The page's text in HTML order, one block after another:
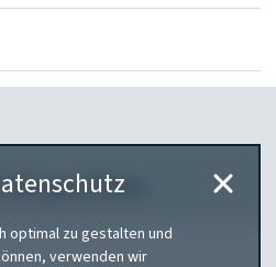
optimal zu gestalten und
verwenden wir